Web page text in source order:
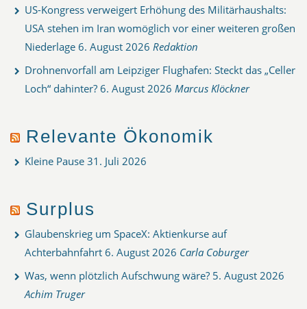
US-Kongress verweigert Erhöhung des Militärhaushalts:
USA stehen im Iran womöglich vor einer weiteren großen
Niederlage 6. August 2026 Redaktion
Drohnenvorfall am Leipziger Flughafen: Steckt das „Celler
Loch“ dahinter? 6. August 2026 Marcus Klöckner
Relevante Ökonomik
Kleine Pause 31. Juli 2026
Surplus
Glaubenskrieg um SpaceX: Aktienkurse auf
Achterbahnfahrt 6. August 2026 Carla Coburger
Was, wenn plötzlich Aufschwung wäre? 5. August 2026
Achim Truger